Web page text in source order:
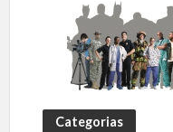
Categorias